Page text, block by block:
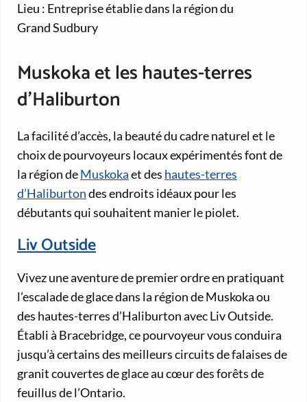
Lieu : Entreprise établie dans la région du
Grand Sudbury
Muskoka et les hautes-terres
d’Haliburton
La facilité d’accès, la beauté du cadre naturel et le
choix de pourvoyeurs locaux expérimentés font de
la région deMuskokaet des hautes-terres
d’Haliburtondes endroits idéaux pour les
débutants qui souhaitent manier le piolet.
Liv Outside
Vivez une aventure de premier ordre en pratiquant
l’escalade de glace dans la région de Muskoka ou
des hautes-terres d’Haliburton avec Liv Outside.
Établi à Bracebridge, ce pourvoyeur vous conduira
jusqu’à certains des meilleurs circuits de falaises de
granit couvertes de glace au cœur des forêts de
feuillus de l’Ontario.